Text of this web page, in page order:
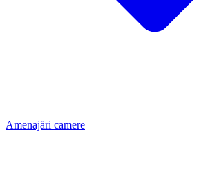
Amenajări camere